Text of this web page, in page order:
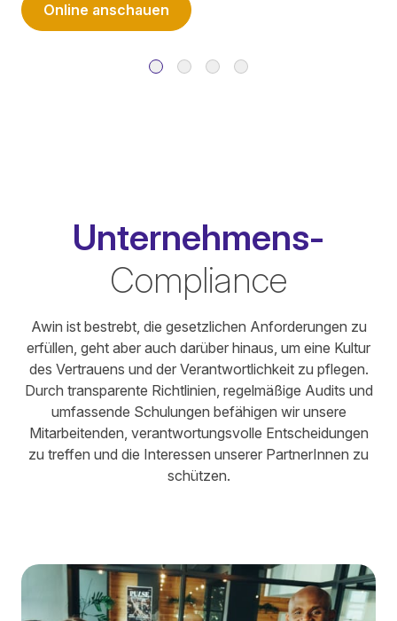
Online anschauen
Unternehmens-
Compliance
Awin ist bestrebt, die gesetzlichen Anforderungen zu
erfüllen, geht aber auch darüber hinaus, um eine Kultur
des Vertrauens und der Verantwortlichkeit zu pflegen.
Durch transparente Richtlinien, regelmäßige Audits und
umfassende Schulungen befähigen wir unsere
Mitarbeitenden, verantwortungsvolle Entscheidungen
zu treffen und die Interessen unserer PartnerInnen zu
schützen.